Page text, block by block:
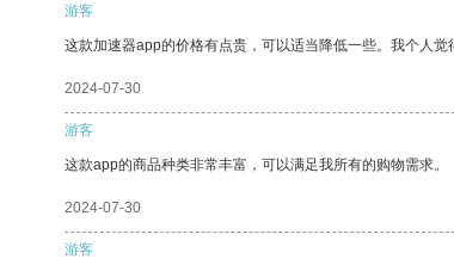
游客
这款加速器app的价格有点贵，可以适当降低一些。我个人
2024-07-30
游客
这款app的商品种类非常丰富，可以满足我所有的购物需求。
2024-07-30
游客